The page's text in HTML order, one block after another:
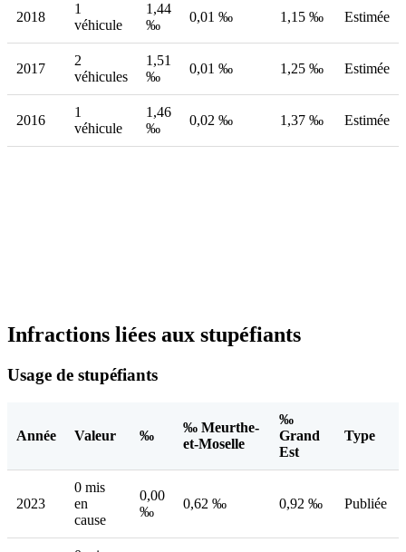
2018
1
véhicule
1,44
‰
0,01 ‰ 1,15 ‰ Estimée
2017
2
véhicules
1,51
‰
0,01 ‰ 1,25 ‰ Estimée
2016
1
véhicule
1,46
‰
0,02 ‰ 1,37 ‰ Estimée
Infractions liées aux stupéfiants
Usage de stupéfiants
Année Valeur ‰
‰ Meurthe-
et-Moselle
‰
Grand
Est
Type
2023
0 mis
en
cause
0,00
‰
0,62 ‰ 0,92 ‰ Publiée